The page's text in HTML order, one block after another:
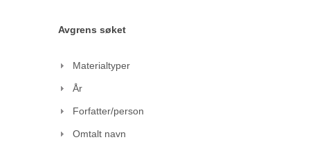
Avgrens søket
Materialtyper
År
Forfatter/person
Omtalt navn